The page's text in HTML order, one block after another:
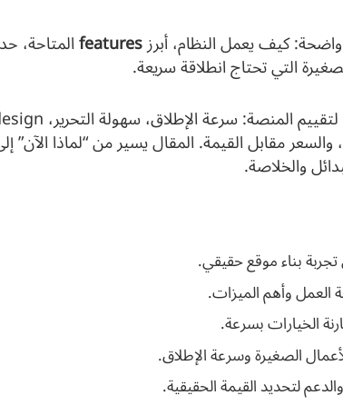
كيف يعمل النظام، أبرزfeatures
التي تحتاج انطلاقة سريعة.
والسعر مقابل القيمة. المقال يسير من “لماذا الآن”
والخلاصة.
بناء موقع حقيقي.
وأهم الميزات.
الخيارات بسرعة.
الصغيرة وسرعة الإطلاق.